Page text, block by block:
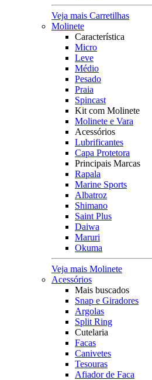
Veja mais Carretilhas
Molinete
Característica
Micro
Leve
Médio
Pesado
Praia
Spincast
Kit com Molinete
Molinete e Vara
Acessórios
Lubrificantes
Capa Protetora
Principais Marcas
Rapala
Marine Sports
Albatroz
Shimano
Saint Plus
Daiwa
Maruri
Okuma
Veja mais Molinete
Acessórios
Mais buscados
Snap e Giradores
Argolas
Split Ring
Cutelaria
Facas
Canivetes
Tesouras
Afiador de Faca